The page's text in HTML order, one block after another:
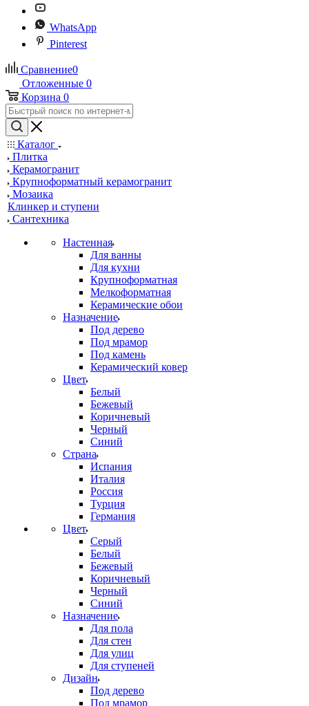
WhatsApp
Pinterest
Сравнение0
Отложенные 0
Корзина 0
Каталог
Плитка
Керамогранит
Крупноформатный керамогранит
Мозаика
Клинкер и ступени
Сантехника
Настенная
Для ванны
Для кухни
Крупноформатная
Мелкоформатная
Керамические обои
Назначение
Под дерево
Под мрамор
Под камень
Керамический ковер
Цвет
Белый
Бежевый
Коричневый
Черный
Синий
Страна
Испания
Италия
Россия
Турция
Германия
Цвет
Серый
Белый
Бежевый
Коричневый
Черный
Синий
Назначение
Для пола
Для стен
Для улиц
Для ступеней
Дизайн
Под дерево
Под мрамор